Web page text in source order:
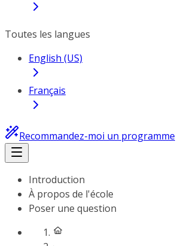
Toutes les langues
English (US)
Français
Recommandez-moi un programme
Introduction
À propos de l'école
Poser une question